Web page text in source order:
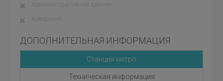
Административное здание
Коворкинг
ДОПОЛНИТЕЛЬНАЯ ИНФОРМАЦИЯ
Станция метро
Техническая информация